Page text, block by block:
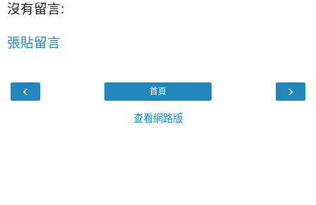
沒有留言:
張貼留言
‹ ›
首頁
查看網路版